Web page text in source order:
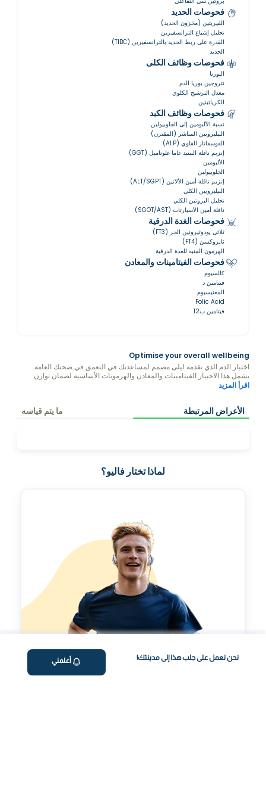
نحن نعمل على جلب هذا إلى مدينتك! أعلمني
فحوصات الحديد
الفيريتين (مخزون الحديد)
تحليل إشباع الترانسفيرين
القدرة على ربط الحديد بالترانسفيرين (TIBC)
الحديد
فحوصات وظائف الكلى
اليوريا
نتروجين يوريا الدم
معدل الترشيح الكلوي
الكرياتينين
فحوصات وظائف الكبد
نسبة الألبومين إلى الجلوبيولين
البيليروبين المباشر (المقترن)
الفوسفاتاز القلوي (ALP)
إنزيم ناقلة الببتيد غاما غلوتاميل (GGT)
الألبومين
الجلوبيولين
إنزيم ناقلة أمين الألانين (ALT/SGPT)
البيليروبين الكلي
تحليل البروتين الكلي
ناقلة أمين الأسبارتات (SGOT/AST)
فحوصات الغدة الدرقية
ثلاثي يودوثيرونين الحر (FT3)
ثايروكسن (FT4)
الهرمون المنبه للغدة الدرقية
فحوصات الفيتامينات والمعادن
كالسيوم
فيتامين د
المغنيسيوم
Folic Acid
فيتامين ب12
Optimise your overall wellbeing
اختبار الدم الذي تقدمه ليلى مصمم لمساعدتك في التعمق في صحتك العامة.
يشمل هذا الاختبار الفيتامينات والمعادن والهرمونات الأساسية لضمان توازن
الجسم بشكل جيد.
اقرأ المزيد
الأعراض المرتبطة ما يتم قياسه
لماذا تختار فاليو؟